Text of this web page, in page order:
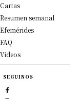
Cartas
Resumen semanal
Efemérides
FAQ
Videos
SEGUINOS